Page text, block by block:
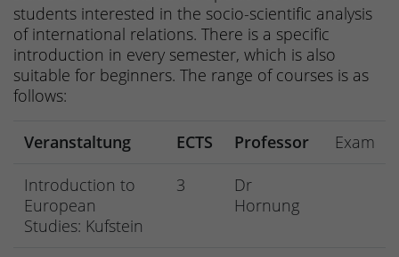
students interested in the socio-scientific analysis
of international relations. There is a specific
introduction in every semester, which is also
suitable for beginners. The range of courses is as
follows:
Veranstaltung ECTS Professor
Exam
Introduction to
European
Studies: Kufstein
3
Dr
Hornung